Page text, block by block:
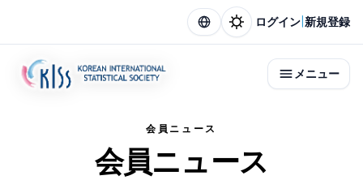
ログイン 新規登録
メニュー
会員ニュース
会員ニュース